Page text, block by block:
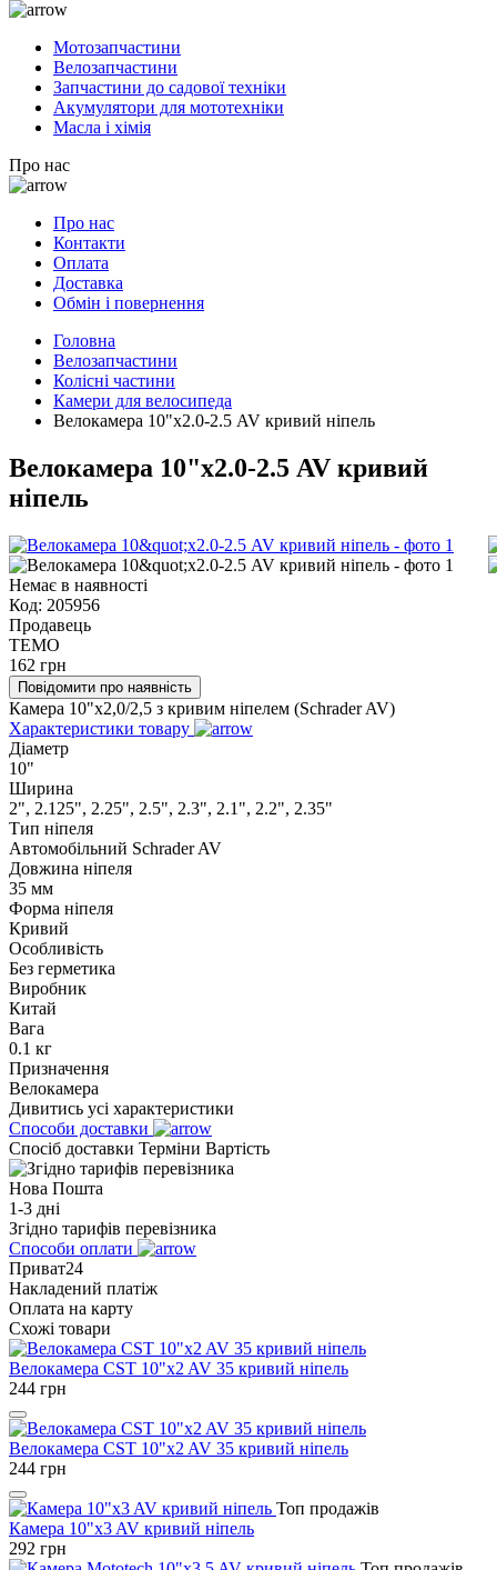
Мотозапчастини
Велозапчастини
Запчастини до садової техніки
Акумулятори для мототехніки
Масла і хімія
Про нас
Про нас
Контакти
Оплата
Доставка
Обмін і повернення
Головна
Велозапчастини
Колісні частини
Камери для велосипеда
Велокамера 10"х2.0-2.5 AV кривий ніпель
Велокамера 10"х2.0-2.5 AV кривий
ніпель
Немає в наявності
Код: 205956
Продавець
TEMO
162 грн
Повідомити про наявність
Камера 10"х2,0/2,5 з кривим ніпелем (Schrader AV)
Характеристики товару
Діаметр
10"
Ширина
2", 2.125", 2.25", 2.5", 2.3", 2.1", 2.2", 2.35"
Тип ніпеля
Автомобільний Schrader AV
Довжина ніпеля
35 мм
Форма ніпеля
Кривий
Особливість
Без герметика
Виробник
Китай
Вага
0.1 кг
Призначення
Велокамера
Дивитись усі характеристики
Способи доставки
Спосіб доставки Терміни Вартість
Нова Пошта
1-3 дні
Згідно тарифів перевізника
Способи оплати
Приват24
Накладений платіж
Оплата на карту
Схожі товари
Велокамера CST 10"x2 AV 35 кривий ніпель
244 грн
Велокамера CST 10"x2 AV 35 кривий ніпель
244 грн
Топ продажів
Камера 10"x3 AV кривий ніпель
292 грн